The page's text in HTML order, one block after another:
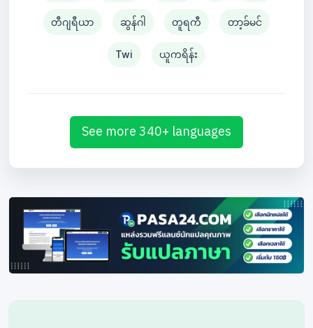
တီဂျရီယာ ဆွန်ဂါ တူရကီ တာ့ခ်မင်
Twi ယူကရိန်း
See more 340+ languages